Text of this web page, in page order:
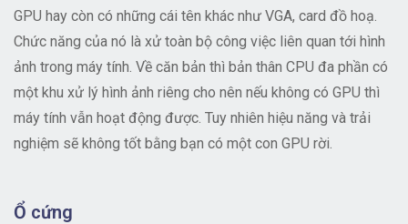
GPU hay còn có những cái tên khác như VGA, card đồ hoạ.
Chức năng của nó là xử toàn bộ công việc liên quan tới hình
ảnh trong máy tính. Về căn bản thì bản thân CPU đa phần có
một khu xử lý hình ảnh riêng cho nên nếu không có GPU thì
máy tính vẫn hoạt động được. Tuy nhiên hiệu năng và trải
nghiệm sẽ không tốt bằng bạn có một con GPU rời.
Ổ cứng